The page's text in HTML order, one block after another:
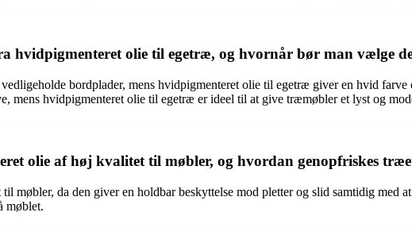
olie til egetræ, og hvornår bør man vælge
bordplader, mens hvidpigmenteret olie til egetræ giver en hvid
mens hvidpigmenteret olie til egetræ er ideel til at give træmøbler et lyst og
olie af høj kvalitet til møbler, og hvordan genopfriskes
da den giver en holdbar beskyttelse mod pletter og slid samtidig med
møblet.